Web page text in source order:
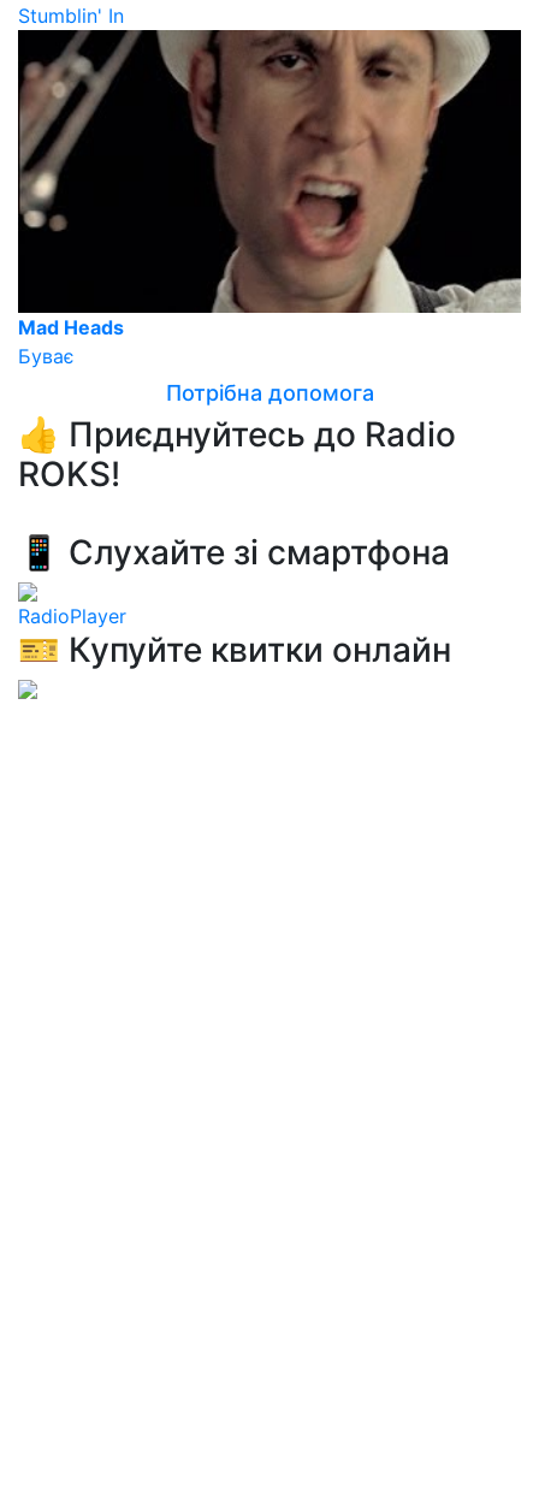
Stumblin' In
Mad Heads
Буває
Потрібна допомога
👍 Приєднуйтесь до Radio
ROKS!
📱 Слухайте зі смартфона
RadioPlayer
🎫 Купуйте квитки онлайн